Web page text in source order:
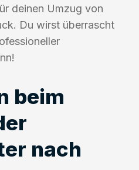
deinen Umzug von
Du wirst überrascht
beim
nach